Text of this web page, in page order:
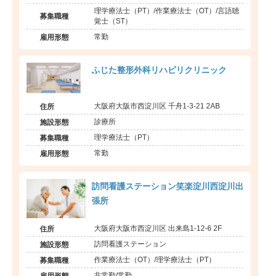
募集職種
理学療法士（PT）/作業療法士（OT）/言語聴
覚士（ST）
雇用形態 常勤
ふじた整形外科リハビリクリニック
住所 大阪府大阪市西淀川区 千舟1-3-21 2AB
施設形態 診療所
募集職種 理学療法士（PT）
雇用形態 常勤
訪問看護ステーション笑楽淀川西淀川出
張所
住所 大阪府大阪市西淀川区 出来島1-12-6 2F
施設形態 訪問看護ステーション
募集職種 作業療法士（OT）/理学療法士（PT）